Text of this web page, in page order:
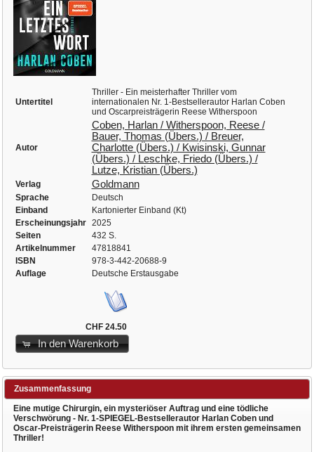
Untertitel
Thriller - Ein meisterhafter Thriller vom
internationalen Nr. 1-Bestsellerautor Harlan Coben
und Oscarpreisträgerin Reese Witherspoon
Autor
Coben, Harlan / Witherspoon, Reese /
Bauer, Thomas (Übers.) / Breuer,
Charlotte (Übers.) / Kwisinski, Gunnar
(Übers.) / Leschke, Friedo (Übers.) /
Lutze, Kristian (Übers.)
Verlag Goldmann
Sprache
Deutsch
Einband
Kartonierter Einband (Kt)
Erscheinungsjahr
2025
Seiten
432 S.
Artikelnummer
47818841
ISBN
978-3-442-20688-9
Auflage
Deutsche Erstausgabe
CHF 24.50
In den Warenkorb
Zusammenfassung
Eine mutige Chirurgin, ein mysteriöser Auftrag und eine tödliche
Verschwörung - Nr. 1-SPIEGEL-Bestsellerautor Harlan Coben und
Oscar-Preisträgerin Reese Witherspoon mit ihrem ersten gemeinsamen
Thriller!